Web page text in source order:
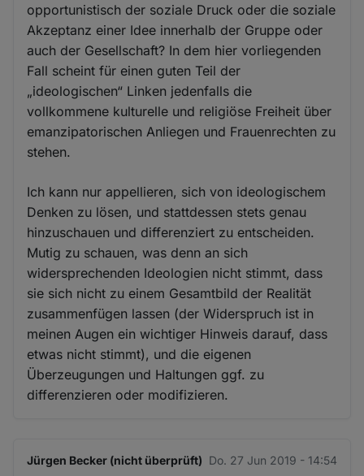
opportunistisch der soziale Druck oder die soziale
Akzeptanz einer Idee innerhalb der Gruppe oder
auch der Gesellschaft? In dem hier vorliegenden
Fall scheint für einen guten Teil der
„ideologischen“ Linken jedenfalls die
vollkommene kulturelle und religiöse Freiheit über
emanzipatorischen Anliegen und Frauenrechten zu
stehen.
Ich kann nur appellieren, sich von ideologischem
Denken zu lösen, und stattdessen stets genau
hinzuschauen und differenziert zu entscheiden.
Mutig zu schauen, was denn an sich
widersprechenden Ideologien nicht stimmt, dass
sie sich nicht zu einem Gesamtbild der Realität
zusammenfügen lassen (der Widerspruch ist in
meinen Augen ein wichtiger Hinweis darauf, dass
etwas nicht stimmt), und die eigenen
Überzeugungen und Haltungen ggf. zu
differenzieren oder modifizieren.
Jürgen Becker (nicht überprüft) Do. 27 Jun 2019 - 14:54